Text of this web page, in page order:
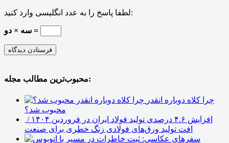
لطفا پاسخ را به عدد انگلیسی وارد کنید:
سه × دو =
محبوب‌ترین مطالب مجله:
چرا کلاه دوباره انقدر
محبوب شد؟
افزایش ۴.۶ درصدی تولید فولاد ایران در فروردین ۱۴۰۴ /
افت تولید ورق‌های فولادی زنگ خطری برای صنعت